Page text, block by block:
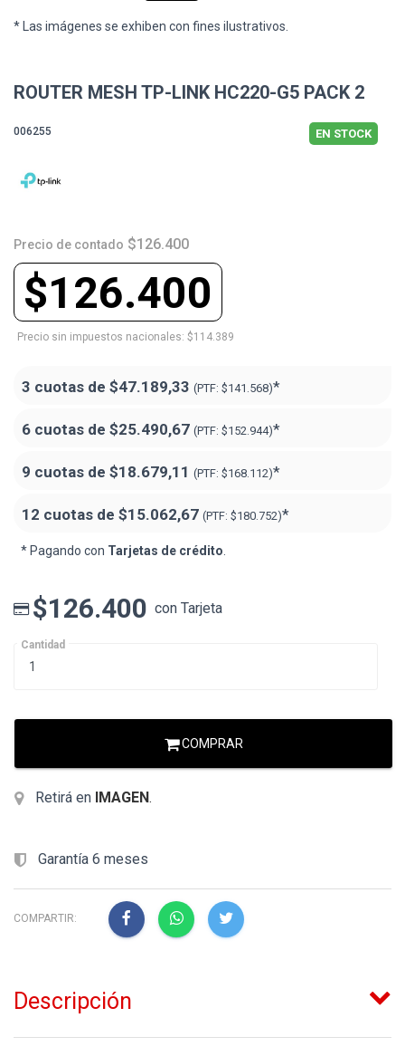
* Las imágenes se exhiben con fines ilustrativos.
ROUTER MESH TP-LINK HC220-G5 PACK 2
006255 EN STOCK
Precio de contado $126.400
$126.400
Precio sin impuestos nacionales: $114.389
3 cuotas de $47.189,33 (PTF: $141.568)*
6 cuotas de $25.490,67 (PTF: $152.944)*
9 cuotas de $18.679,11 (PTF: $168.112)*
12 cuotas de $15.062,67 (PTF: $180.752)*
* Pagando con Tarjetas de crédito
$126.400 con Tarjeta
Cantidad
COMPRAR
Retirá en IMAGEN.
Garantía 6 meses
COMPARTIR:
Descripción